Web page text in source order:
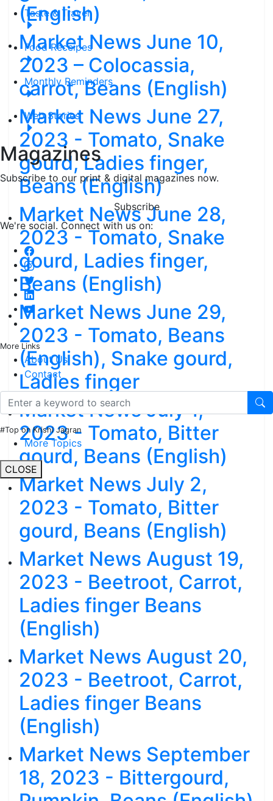
Taste & Travel
Food Receipes
Monthly Reminders
Web Stories
Magazines
Subscribe to our print & digital magazines now.
Subscribe
We're social. Connect with us on:
More Links
About Us
Contact
#Top on Krishi Jagran
More Topics
CLOSE
(English)
Market News June 10,
2023 – Colocassia,
carrot, Beans (English)
Market News June 27,
2023 - Tomato, Snake
gourd, Ladies finger,
Beans (English)
Market News June 28,
2023 - Tomato, Snake
gourd, Ladies finger,
Beans (English)
Market News June 29,
2023 - Tomato, Beans
(English), Snake gourd,
Ladies finger
Market News July 1,
2023 - Tomato, Bitter
gourd, Beans (English)
Market News July 2,
2023 - Tomato, Bitter
gourd, Beans (English)
Market News August 19,
2023 - Beetroot, Carrot,
Ladies finger Beans
(English)
Market News August 20,
2023 - Beetroot, Carrot,
Ladies finger Beans
(English)
Market News September
18, 2023 - Bittergourd,